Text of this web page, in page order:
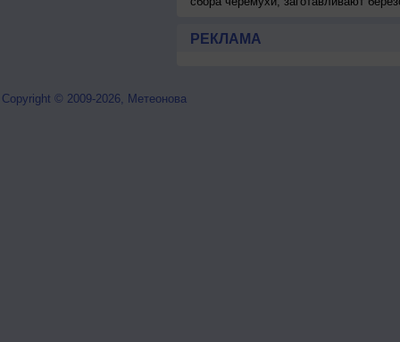
РЕКЛАМА
Copyright © 2009-2026, Метеонова